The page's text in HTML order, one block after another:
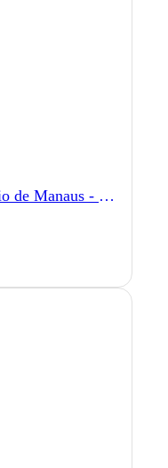
Terminal Rodoviário de Manaus - Manaus - AM